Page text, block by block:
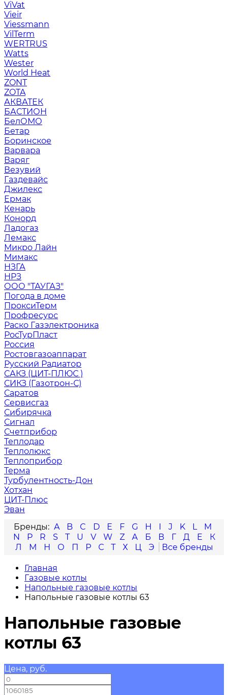
ViVat
Vieir
Viessmann
VilTerm
WERTRUS
Watts
Wester
World Heat
ZONT
ZOTA
АКВАТЕК
БАСТИОН
БелОМО
Бетар
Боринское
Варвара
Варяг
Везувий
Газдевайс
Джилекс
Ермак
Кенарь
Конорд
Ладогаз
Лемакс
Микро Лайн
Мимакс
НЗГА
НРЗ
ООО "ТАУГАЗ"
Погода в доме
ПроксиТерм
Профресурс
Раско Газэлектроника
РосТурПласт
Россия
Ростовгазоаппарат
Русский Радиатор
САКЗ (ЦИТ-ПЛЮС )
СИКЗ (Газотрон-С)
Саратов
Сервисгаз
Сибирячка
Сигнал
Счетприбор
Теплодар
Теплолюкс
Теплоприбор
Терма
Турбулентность-Дон
Хотхан
ЦИТ-Плюс
Эван
A
B C D E F G H I J K L
M
N
P R S T U V W Z А Б В Г Д Е
К
Л
М Н О П Р С Т Х Ц Э
Главная
Газовые котлы
Напольные газовые котлы
Напольные газовые котлы 63
Напольные газовые
котлы 63
Цена, руб.